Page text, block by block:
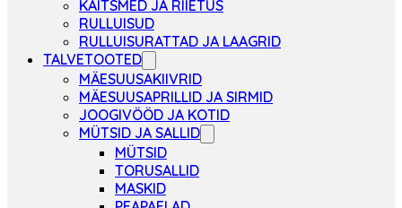
KAITSMED JA RIIETUS
RULLUISUD
RULLUISURATTAD JA LAAGRID
TALVETOOTED
MÄESUUSAKIIVRID
MÄESUUSAPRILLID JA SIRMID
JOOGIVÖÖD JA KOTID
MÜTSID JA SALLID
MÜTSID
TORUSALLID
MASKID